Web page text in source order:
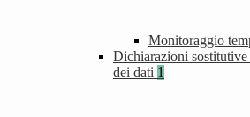
Monitoraggio
Dichiarazioni
dei dati 1